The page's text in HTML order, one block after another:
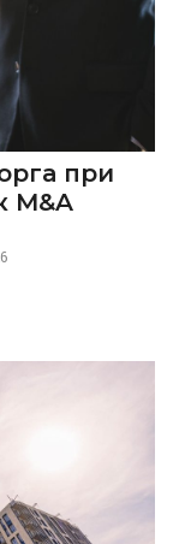
при
M&A